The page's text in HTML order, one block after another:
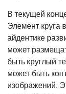
В текущей
Элемент круга
айдентике
может
быть круглый
может быть
изображений.